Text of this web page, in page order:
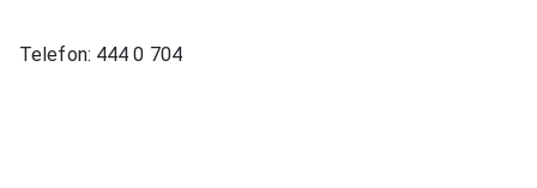
Telefon: 444 0 704